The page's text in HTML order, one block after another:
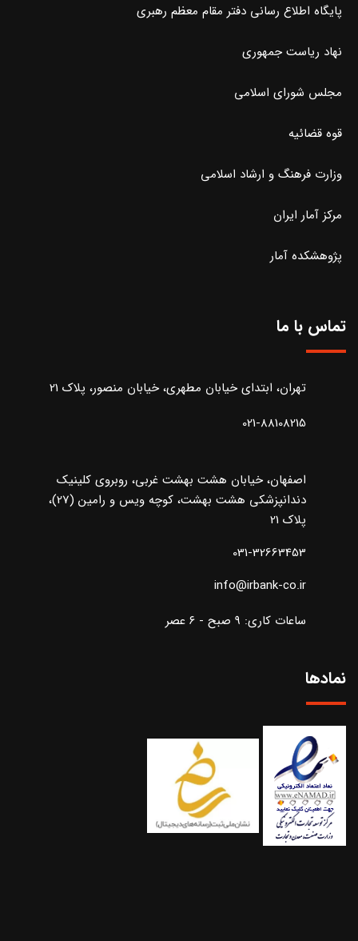
پایگاه اطلاع رسانی دفتر مقام معظم رهبری
نهاد ریاست جمهوری
مجلس شورای اسلامی
قوه قضائیه
وزارت فرهنگ و ارشاد اسلامی
مرکز آمار ایران
پژوهشکده آمار
تماس با ما
تهران، ابتدای خیابان مطهری، خیابان منصور، پلاک 21
021-88108215
اصفهان، خیابان هشت بهشت غربی، روبروی کلینیک
دندانپزشکی هشت بهشت، کوچه ویس و رامین (27)،
پلاک 21
031-32663453
info@irbank-co.ir
ساعات کاری: ۹ صبح - ۶ عصر
نمادها